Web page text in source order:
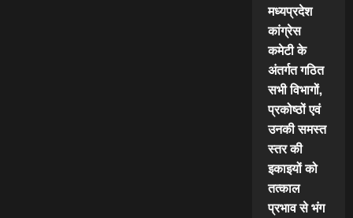
मध्यप्रदेश
कांग्रेस
कमेटी के
अंतर्गत गठित
सभी विभागों,
प्रकोष्ठों एवं
उनकी समस्त
स्तर की
इकाइयों को
तत्काल
प्रभाव से भंग